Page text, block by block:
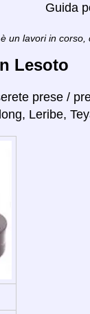
Guida
un lavori in
Lesoto
prese /
Leribe,